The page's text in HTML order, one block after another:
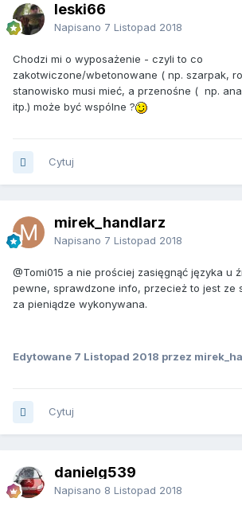
leski66
Napisano 7 Listopad 2018
Chodzi mi o wyposażenie - czyli to co
zakotwiczone/wbetonowane ( np. szarpak,
stanowisko musi mieć, a przenośne ( np.
itp.) może być wspólne ?
Cytuj
mirek_handlarz
Napisano 7 Listopad 2018
@Tomi015 a nie prościej zasięgnąć języka u
pewne, sprawdzone info, przecież to jest ze
za pieniądze wykonywana.
Edytowane 7 Listopad 2018 przez
Cytuj
danielg539
Napisano 8 Listopad 2018